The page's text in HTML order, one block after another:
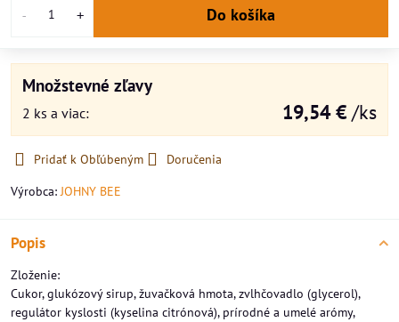
Do košíka
Množstevné zľavy
2 ks a viac: 19,54 € /ks
Pridať k Obľúbeným
Doručenia
Výrobca:JOHNY BEE
Popis
Zloženie:
Cukor, glukózový sirup, žuvačková hmota, zvlhčovadlo (glycerol),
regulátor kyslosti (kyselina citrónová), prírodné a umelé arómy,